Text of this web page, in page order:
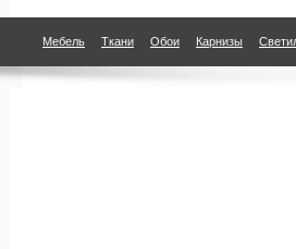
Мебель Ткани Обои Карнизы